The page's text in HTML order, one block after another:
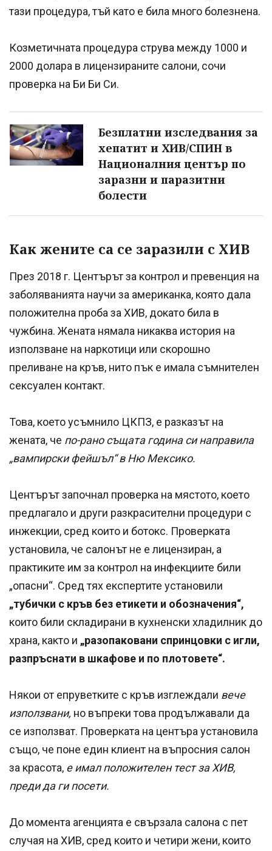
тази процедура, тъй като е била много болезнена.
Козметичната процедура струва между 1000 и
2000 долара в лицензираните салони, сочи
проверка на Би Би Си.
Безплатни изследвания за
хепатит и ХИВ/СПИН в
Националния център по
заразни и паразитни
болести
Как жените са се заразили с ХИВ
През 2018 г. Центърът за контрол и превенция на
заболяванията научи за американка, която дала
положителна проба за ХИВ, докато била в
чужбина. Жената нямала никаква история на
използване на наркотици или скорошно
преливане на кръв, нито пък е имала съмнителен
сексуален контакт.
Това, което усъмнило ЦКПЗ, е разказът на
жената, че по-рано същата година си направила
„вампирски фейшъл“ в Ню Мексико.
Центърът започнал проверка на мястото, което
предлагало и други разкрасителни процедури с
инжекции, сред които и ботокс. Проверката
установила, че салонът не е лицензиран, а
практиките им за контрол на инфекциите били
„опасни“. Сред тях експертите установили
„тубички с кръв без етикети и обозначения“,
които били складирани в кухненски хладилник до
храна, както и „разопаковани спринцовки с игли,
разпръснати в шкафове и по плотовете“.
Някои от епруветките с кръв изглеждали вече
използвани, но въпреки това продължавали да
се използват. Проверката на центъра установила
също, че поне един клиент на въпросния салон
за красота, е имал положителен тест за ХИВ,
преди да ги посети.
До момента агенцията е свързала салона с пет
случая на ХИВ, сред които и четири жени, които